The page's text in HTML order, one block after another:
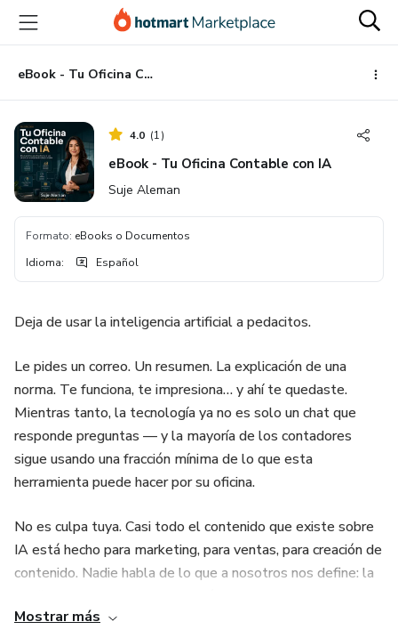
principal
página
de
página
eBook - Tu Oficina Contable con IA
4.0 (1)
eBook - Tu Oficina Contable con IA
Suje Aleman
Formato: eBooks o Documentos
Idioma: Español
Deja de usar la inteligencia artificial a pedacitos.
Le pides un correo. Un resumen. La explicación de una
norma. Te funciona, te impresiona… y ahí te quedaste.
Mientras tanto, la tecnología ya no es solo un chat que
responde preguntas — y la mayoría de los contadores
sigue usando una fracción mínima de lo que esta
herramienta puede hacer por su oficina.
No es culpa tuya. Casi todo el contenido que existe sobre
IA está hecho para marketing, para ventas, para creación de
contenido. Nadie habla de lo que a nosotros nos define: la
criterio profesional que hace que dos contadores con los
Mostrar más